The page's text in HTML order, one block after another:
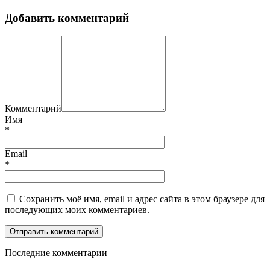
Добавить комментарий
Комментарий
Имя
*
Email
*
Сохранить моё имя, email и адрес сайта в этом браузере для
последующих моих комментариев.
Последние комментарии